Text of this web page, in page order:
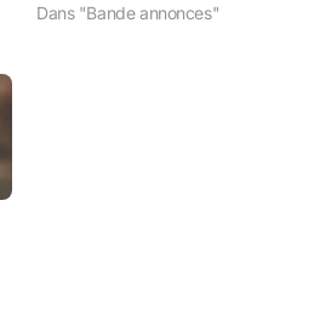
Dans "Bande annonces"